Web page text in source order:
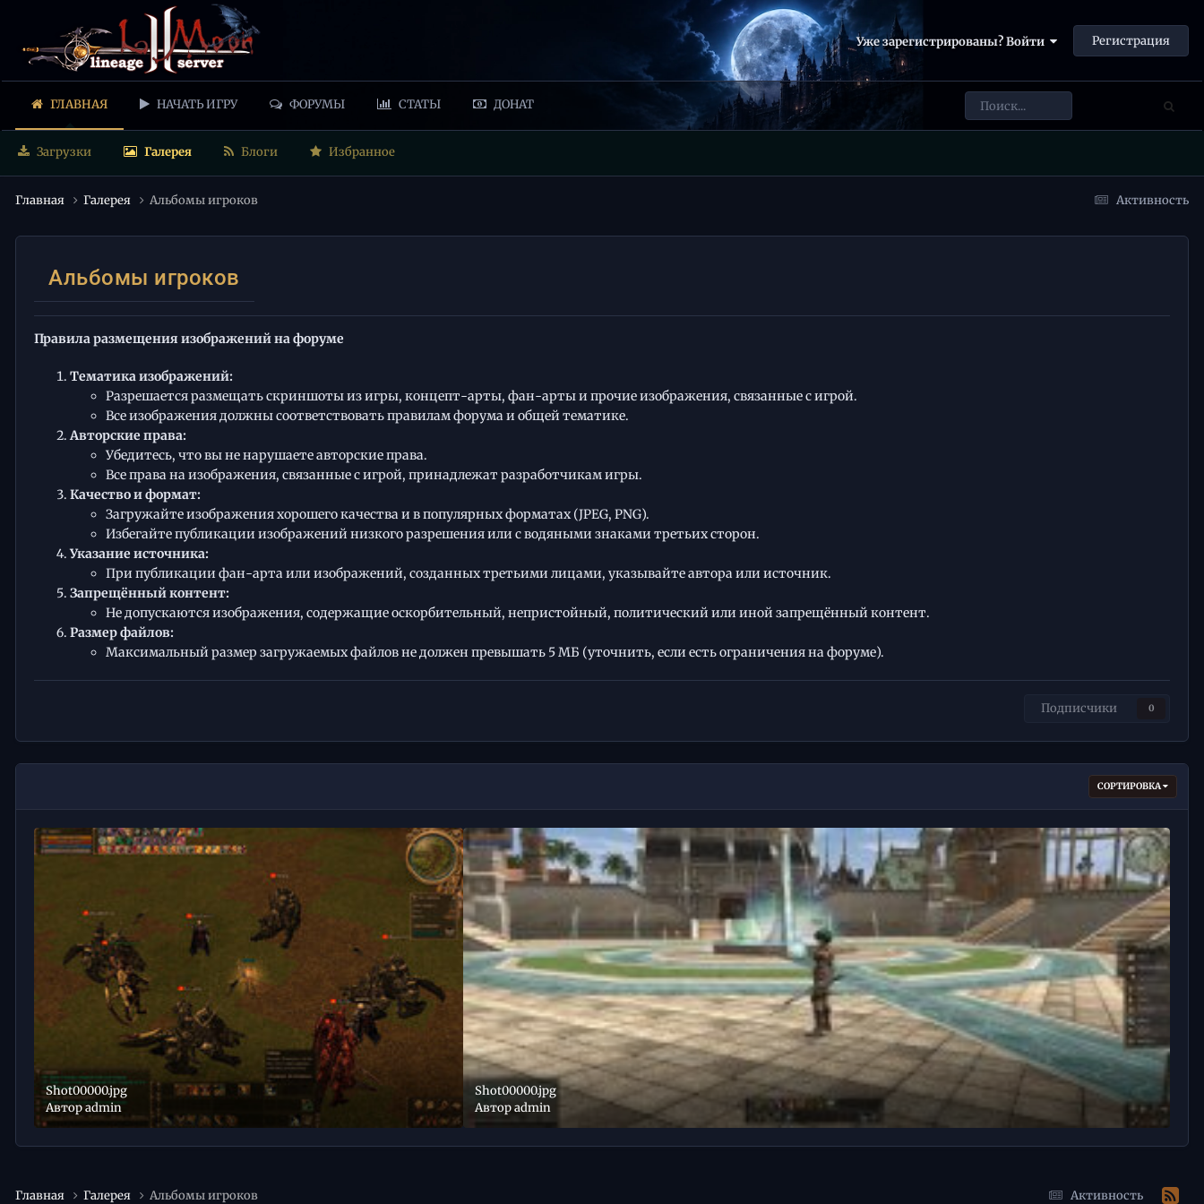
Уже зарегистрированы? Войти Регистрация
ГЛАВНАЯ
Загрузки Галерея Блоги Избранное
НАЧАТЬ ИГРУ ФОРУМЫ СТАТЫ ДОНАТ
Активность
Главная Галерея Альбомы игроков
Альбомы игроков
Правила размещения изображений на форуме
Тематика изображений:
Разрешается размещать скриншоты из игры, концепт-арты, фан-арты и прочие изображения, связанные с игрой.
Все изображения должны соответствовать правилам форума и общей тематике.
Авторские права:
Убедитесь, что вы не нарушаете авторские права.
Все права на изображения, связанные с игрой, принадлежат разработчикам игры.
Качество и формат:
Загружайте изображения хорошего качества и в популярных форматах (JPEG, PNG).
Избегайте публикации изображений низкого разрешения или с водяными знаками третьих сторон.
Указание источника:
При публикации фан-арта или изображений, созданных третьими лицами, указывайте автора или источник.
Запрещённый контент:
Не допускаются изображения, содержащие оскорбительный, непристойный, политический или иной запрещённый контент.
Размер файлов:
Максимальный размер загружаемых файлов не должен превышать 5 МБ (уточнить, если есть ограничения на форуме).
Подписчики 0
СОРТИРОВКА
Shot00000.jpg
Авторadmin
Shot00000.jpg
Авторadmin
Активность
Главная Галерея Альбомы игроков